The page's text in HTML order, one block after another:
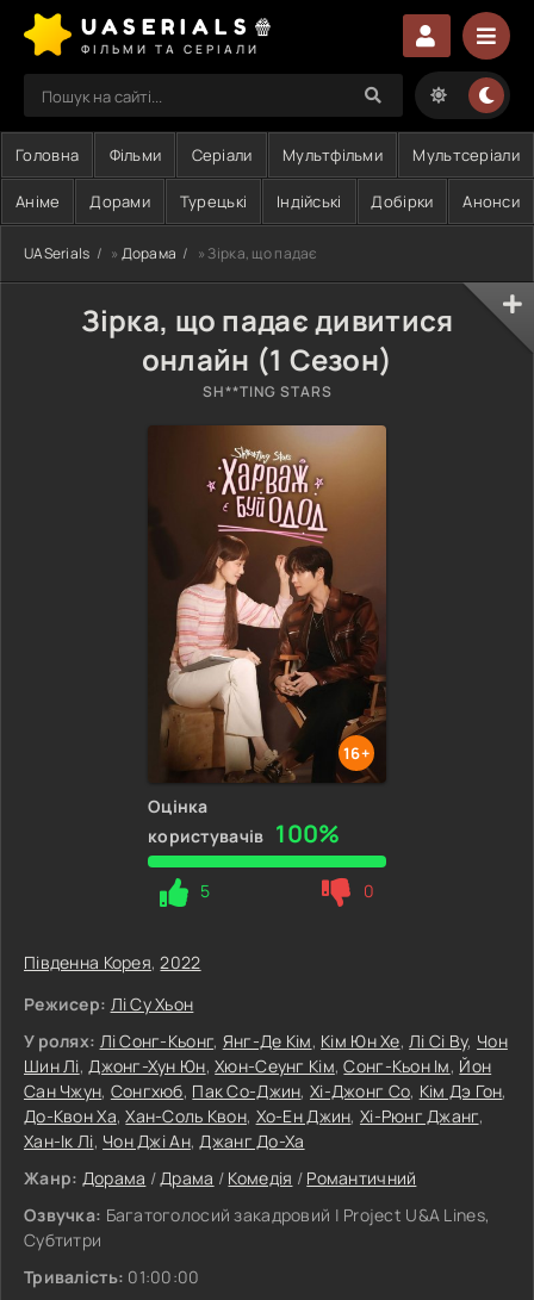
UASERIALS🍿
ФІЛЬМИ ТА СЕРІАЛИ
Головна Фільми Серіали Мультфільми Мультсеріали
Аніме Дорами Турецькі Індійські Добірки Анонси
UASerials » Дорама » Зірка, що падає
Зірка, що падає дивитися
онлайн (1 Сезон)
SH**TING STARS
16+
Оцінка
користувачів 100%
5 0
Південна Корея,2022
Режисер: Лі Су Хьон
У ролях: Лі Сонг-Кьонг, Янг-Де Кім, Кім Юн Хе,Лі Сі Ву, Чон
Шин Лі,Джонг-Хун Юн,Хюн-Сеунг Кім,Сонг-Кьон Ім, Йон
Сан Чжун, Сонгхюб, Пак Со-Джин, Хі-Джонг Со, Кім Дэ Гон,
До-Квон Ха,Хан-Соль Квон, Хо-Ен Джин, Хі-Рюнг Джанг,
Хан-Ік Лі, Чон Джі Ан,Джанг До-Ха
Жанр: Дорама /Драма / Комедія / Романтичний
Озвучка: Багатоголосий закадровий | Project U&A Lines,
Субтитри
Тривалість: 01:00:00